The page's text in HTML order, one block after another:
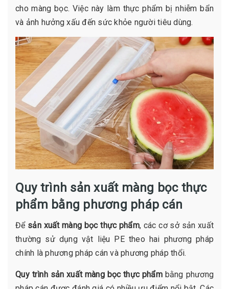
cho màng bọc. Việc này làm thực phẩm bị nhiễm bẩn
và ảnh hưởng xấu đến sức khỏe người tiêu dùng.
Quy trình sản xuất màng bọc thực
phẩm bằng phương pháp cán
Để sản xuất màng bọc thực phẩm, các cơ sở sản xuất
thường sử dụng vật liệu PE theo hai phương pháp
chính là phương pháp cán và phương pháp thổi.
Quy trình sản xuất màng bọc thực phẩmbằng phương